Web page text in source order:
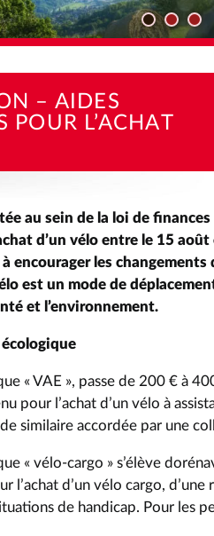
– AIDES
POUR L’ACHAT
au sein de la loi de
d’un vélo entre le 15
encourager les
est un mode de
et l’environnement.
« VAE », passe de 200 € à
pour l’achat d’un vélo à
similaire accordée par une
« vélo-cargo » s’élève
l’achat d’un vélo cargo,
de handicap. Pour les